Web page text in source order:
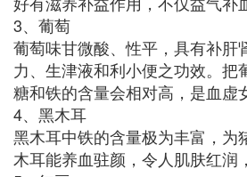
3、葡萄
葡萄味甘微酸、性平，具有补肝
力、生津液和利小便之功效。把
糖和铁的含量会相对高，是血虚
4、黑木耳
黑木耳中铁的含量极为丰富，为
木耳能养血驻颜，令人肌肤红润